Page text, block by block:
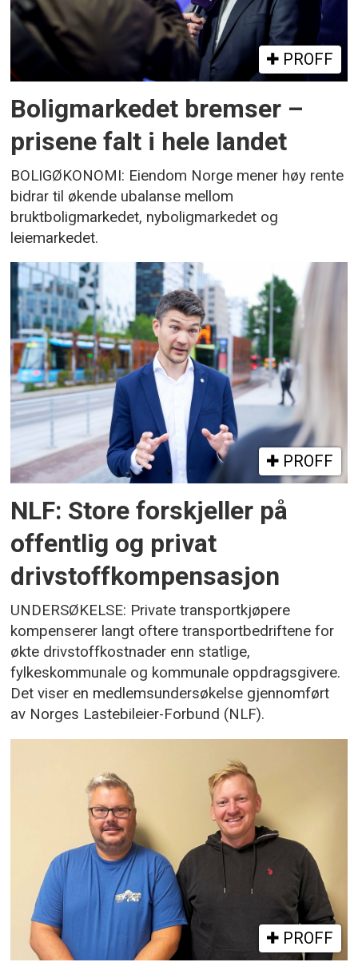
PROFF
Boligmarkedet bremser –
prisene falt i hele landet
BOLIGØKONOMI: Eiendom Norge mener høy rente
bidrar til økende ubalanse mellom
bruktboligmarkedet, nyboligmarkedet og
leiemarkedet.
PROFF
NLF: Store forskjeller på
offentlig og privat
drivstoffkompensasjon
UNDERSØKELSE: Private transportkjøpere
kompenserer langt oftere transportbedriftene for
økte drivstoffkostnader enn statlige,
fylkeskommunale og kommunale oppdragsgivere.
Det viser en medlemsundersøkelse gjennomført
av Norges Lastebileier-Forbund (NLF).
PROFF